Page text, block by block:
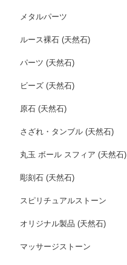
メタルパーツ
ルース裸石 (天然石)
パーツ (天然石)
ビーズ (天然石)
原石 (天然石)
さざれ・タンブル (天然石)
丸玉 ボール スフィア (天然石)
彫刻石 (天然石)
スピリチュアルストーン
オリジナル製品 (天然石)
マッサージストーン